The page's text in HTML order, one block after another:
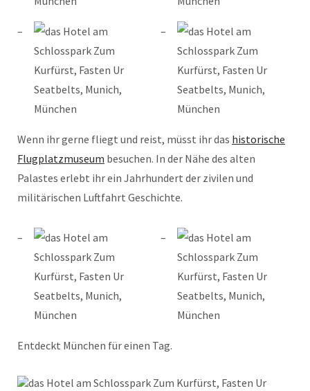
Wenn ihr gerne fliegt und reist, müsst ihr das historische
Flugplatzmuseum besuchen. In der Nähe des alten
Palastes erlebt ihr ein Jahrhundert der zivilen und
militärischen Luftfahrt Geschichte.
Entdeckt München für einen Tag.